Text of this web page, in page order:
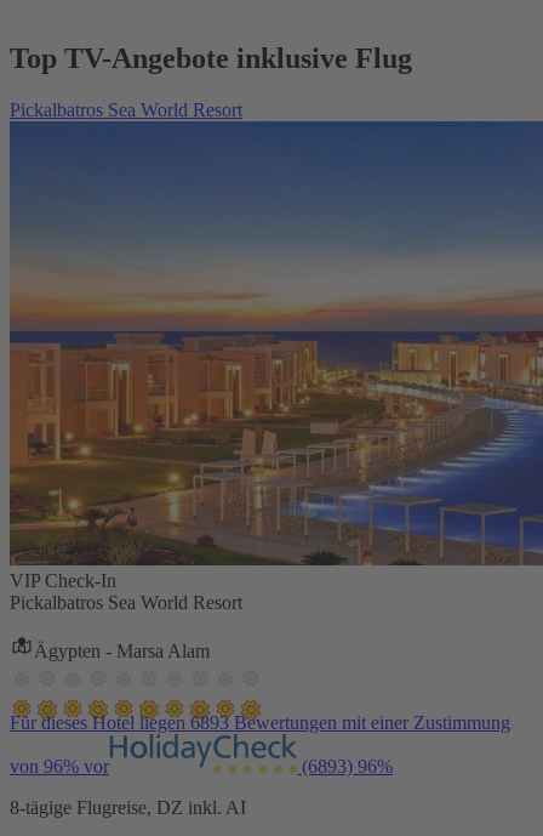
Top TV-Angebote inklusive Flug
Pickalbatros Sea World Resort
VIP Check-In
Pickalbatros Sea World Resort
Ägypten - Marsa Alam
Für dieses Hotel liegen 6893 Bewertungen mit einer Zustimmung
von 96% vor (6893) 96%
8-tägige Flugreise, DZ inkl. AI